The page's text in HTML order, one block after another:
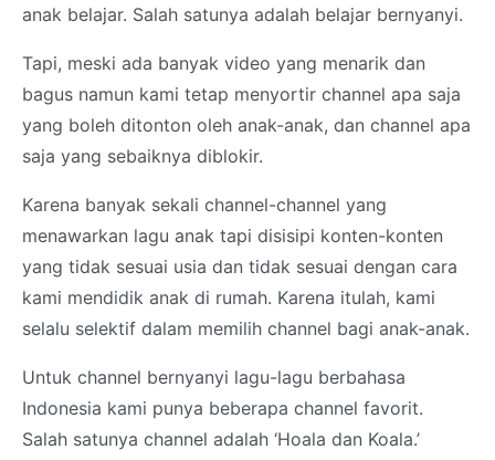
anak belajar. Salah satunya adalah belajar bernyanyi.
Tapi, meski ada banyak video yang menarik dan
bagus namun kami tetap menyortir channel apa saja
yang boleh ditonton oleh anak-anak, dan channel apa
saja yang sebaiknya diblokir.
Karena banyak sekali channel-channel yang
menawarkan lagu anak tapi disisipi konten-konten
yang tidak sesuai usia dan tidak sesuai dengan cara
kami mendidik anak di rumah. Karena itulah, kami
selalu selektif dalam memilih channel bagi anak-anak.
Untuk channel bernyanyi lagu-lagu berbahasa
Indonesia kami punya beberapa channel favorit.
Salah satunya channel adalah ‘Hoala dan Koala.’